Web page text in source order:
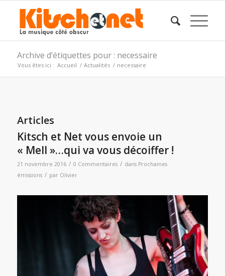
Archive d’étiquettes pour : necessaire
Vous êtes ici : Accueil / Actualités / necessaire
Articles
Kitsch et Net vous envoie un
« Mell »…qui va vous décoiffer !
21 novembre 2016 / 0 Commentaires / dans Prochaines
émissions / par Olivier